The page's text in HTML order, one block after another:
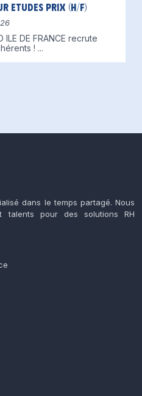
Etudes Prix (H/F)
ILE DE FRANCE recrute
! ...
dans le temps partagé. Nous
talents pour des solutions RH